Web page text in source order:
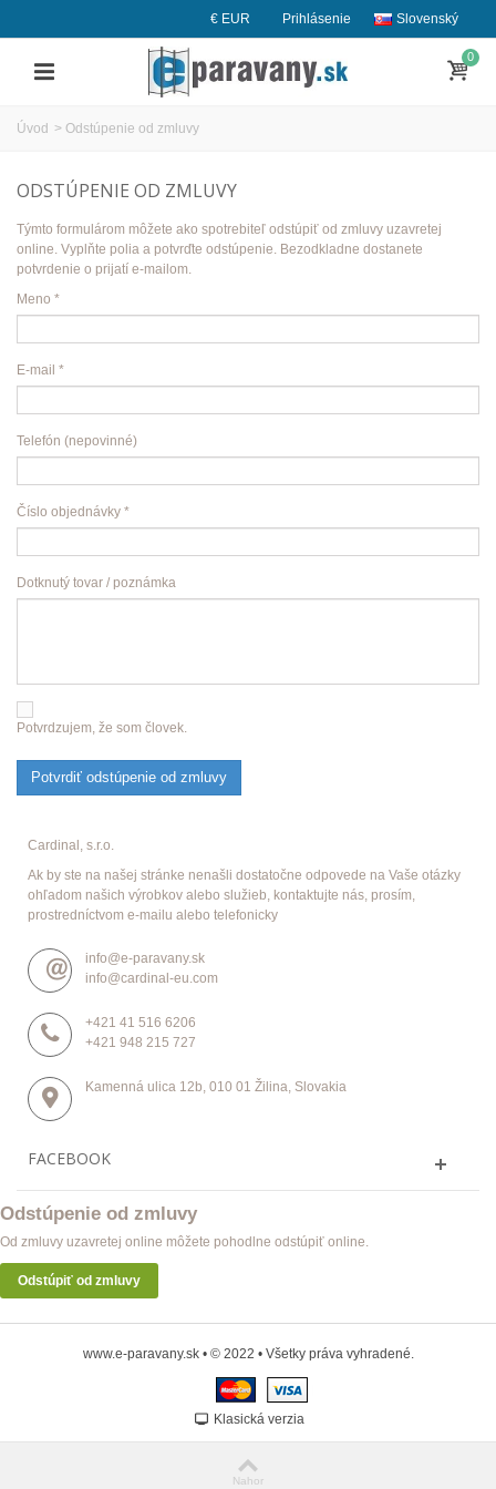
Slovenský
Prihlásenie
€ EUR
0
Úvod > Odstúpenie od zmluvy
ODSTÚPENIE OD ZMLUVY
Týmto formulárom môžete ako spotrebiteľ odstúpiť od zmluvy uzavretej
online. Vyplňte polia a potvrďte odstúpenie. Bezodkladne dostanete
potvrdenie o prijatí e-mailom.
Meno *
E-mail *
Telefón (nepovinné)
Číslo objednávky *
Dotknutý tovar / poznámka
Potvrdzujem, že som človek.
Potvrdiť odstúpenie od zmluvy
Cardinal, s.r.o.
Ak by ste na našej stránke nenašli dostatočne odpovede na Vaše otázky
ohľadom našich výrobkov alebo služieb, kontaktujte nás, prosím,
prostredníctvom e-mailu alebo telefonicky
info@e-paravany.sk
info@cardinal-eu.com
+421 41 516 6206
+421 948 215 727
Kamenná ulica 12b, 010 01 Žilina, Slovakia
FACEBOOK
Odstúpenie od zmluvy
Od zmluvy uzavretej online môžete pohodlne odstúpiť online.
Odstúpiť od zmluvy
www.e-paravany.sk • © 2022 • Všetky práva vyhradené.
Klasická verzia
Nahor